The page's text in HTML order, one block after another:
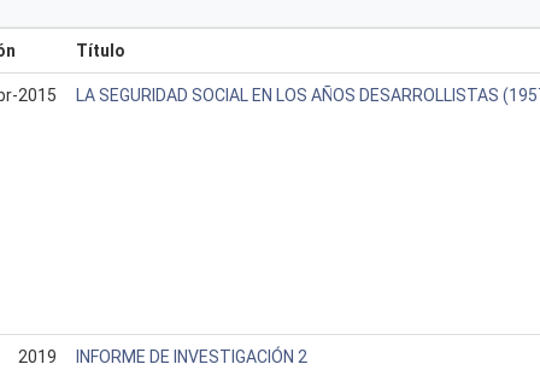
Título
2015 LA SEGURIDAD SOCIAL EN LOS AÑOS DESARROLLISTAS
2019 INFORME DE INVESTIGACIÓN 2